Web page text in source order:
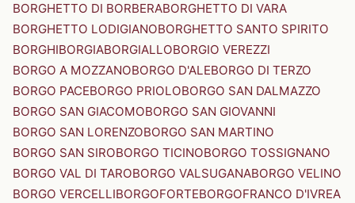
BORGHETTO DI BORBERABORGHETTO DI VARA
BORGHETTO LODIGIANOBORGHETTO SANTO SPIRITO
BORGHIBORGIABORGIALLOBORGIO VEREZZI
BORGO A MOZZANOBORGO D'ALEBORGO DI TERZO
BORGO PACEBORGO PRIOLOBORGO SAN DALMAZZO
BORGO SAN GIACOMOBORGO SAN GIOVANNI
BORGO SAN LORENZOBORGO SAN MARTINO
BORGO SAN SIROBORGO TICINOBORGO TOSSIGNANO
BORGO VAL DI TAROBORGO VALSUGANABORGO VELINO
BORGO VERCELLIBORGOFORTEBORGOFRANCO D'IVREA